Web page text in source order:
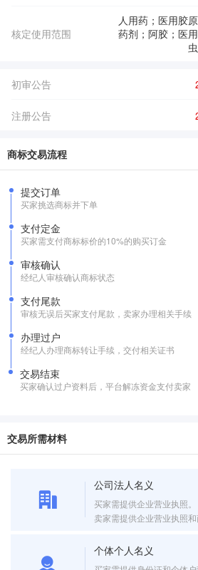
核定使用范围
人用药；医用胶
药剂；阿胶；医
初审公告
注册公告
商标交易流程
提交订单
买家挑选商标并下单
支付定金
买家需支付商标标价的10%的购买订金
审核确认
经纪人审核确认商标状态
支付尾款
审核无误后买家支付尾款，卖家办理相关手续
办理过户
经纪人办理商标转让手续，交付相关证书
交易结束
买家确认过户资料后，平台解冻资金支付卖家
交易所需材料
公司法人名义
买家需提供企业营业执照。
卖家需提供企业营业执照和
个体个人名义